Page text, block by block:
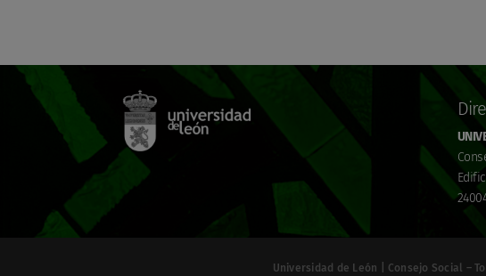
Universidad de León | Consejo Social –